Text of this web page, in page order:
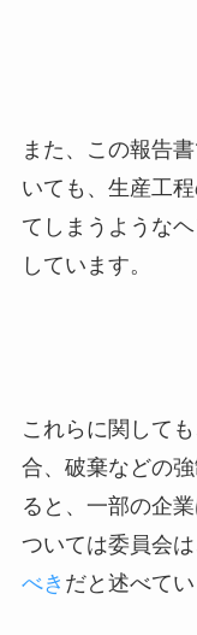
また、この報告
いても、生産工
てしまうような
しています。
これらに関して
合、破棄などの
ると、一部の企
ついては委員会は
べき だと述べてい